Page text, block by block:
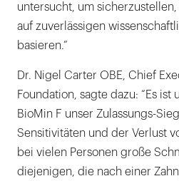
untersucht, um sicherzustellen,
auf zuverlässigen
basieren.”
Dr. Nigel Carter OBE, Chief
Foundation, sagte dazu: “Es ist
BioMin F unser Zulassungs-
Sensitivitäten und der Verlust
bei vielen Personen große
diejenigen, die nach einer